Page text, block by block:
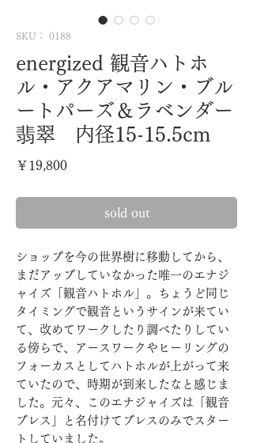
SKU： 0188
energized 観音ハトホ
ル・アクアマリン・ブル
ートパーズ＆ラベンダー
翡翠 内径15-15.5cm
￥19,800価
sold out
ショップを今の世界樹に移動してから、
まだアップしていなかった唯一のエナジ
ャイズ「観音ハトホル」。ちょうど同じ
タイミングで観音というサインが来てい
て、改めてワークしたり調べたりしてい
る傍らで、アースワークやヒーリングの
フォーカスとしてハトホルが上がって来
ていたので、時期が到来したなと感じま
した。元々、このエナジャイズは「観音
ブレス」と名付けてブレスのみでスター
トしていました。